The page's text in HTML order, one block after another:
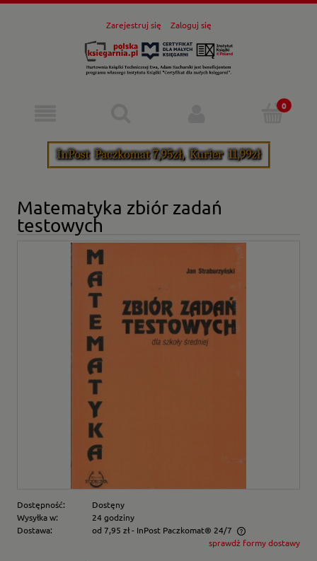
Zarejestruj się Zaloguj się
Matematyka zbiór zadań
testowych
Dostępność:
Dostęny
Wysyłka w:
24 godziny
Dostawa:
od 7,95 zł- InPost Paczkomat® 24/7
Cena nie zawiera ewentualnych kosztów płatnościsprawdź formy dostawy